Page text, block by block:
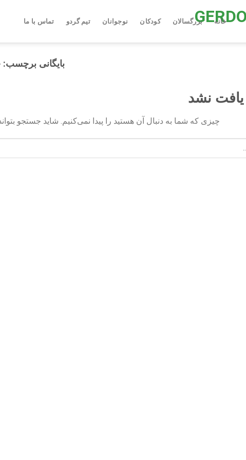
خانه بزرگسالان کودکان نوجوانان تیم گردو تماس با ما
بایگانی برچسب:
نشد
چیزی که شما به دنبال آن هستید را پیدا نمی‌کنیم. شاید جستجو